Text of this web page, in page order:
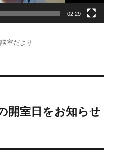
02:29
室だより
開室日をお知らせ